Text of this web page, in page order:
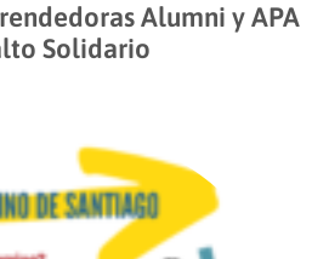
Alumni y APA
Solidario